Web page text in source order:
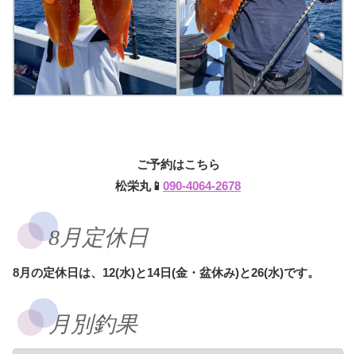
ご予約はこちら
松栄丸📱 090-4064-2678
8月定休日
8月の定休日は、12(水)と14日(金・盆休み)と26(水)です。
月別釣果